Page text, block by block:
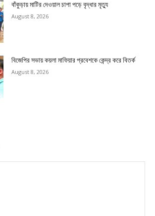
বাঁকুড়ায় মাটির দেওয়াল চাপা পড়ে বৃদ্ধার মৃত্যু
August 8, 2026
বিজেপির সভায় কয়লা মাফিয়ার প্রবেশকে কেন্দ্র করে বিতর্ক
August 8, 2026